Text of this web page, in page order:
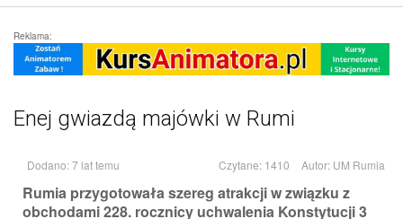
Reklama:
Enej gwiazdą majówki w Rumi
Dodano: 7 lat temu Czytane: 1410 Autor: UM Rumia
Rumia przygotowała szereg atrakcji w związku z
obchodami 228. rocznicy uchwalenia Konstytucji 3